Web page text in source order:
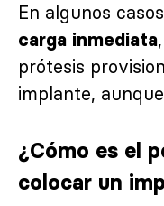
En algunos
carga inmediata
prótesis
implante,
¿Cómo es el
colocar un